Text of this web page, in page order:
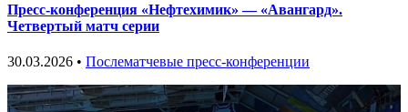
Пресс-конференция «Нефтехимик» — «Авангард».
Четвертый матч серии
30.03.2026 • Послематчевые пресс-конференции